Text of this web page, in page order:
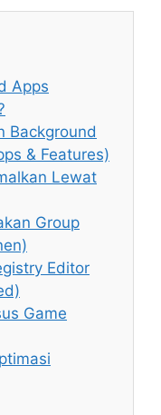
Apps
Background
& Features)
Lewat
Group
Editor
Game